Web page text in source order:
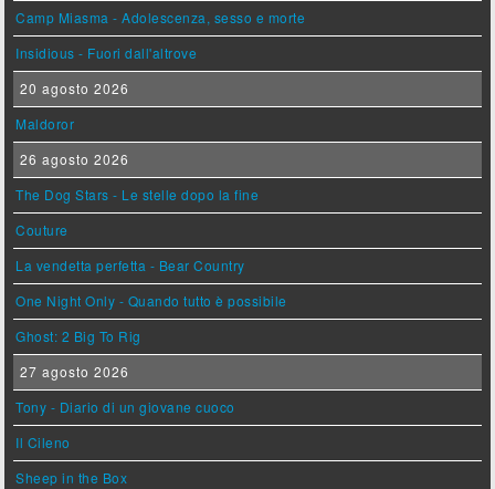
Camp Miasma - Adolescenza, sesso e morte
Insidious - Fuori dall'altrove
20 agosto 2026
Maldoror
26 agosto 2026
The Dog Stars - Le stelle dopo la fine
Couture
La vendetta perfetta - Bear Country
One Night Only - Quando tutto è possibile
Ghost: 2 Big To Rig
27 agosto 2026
Tony - Diario di un giovane cuoco
Il Cileno
Sheep in the Box